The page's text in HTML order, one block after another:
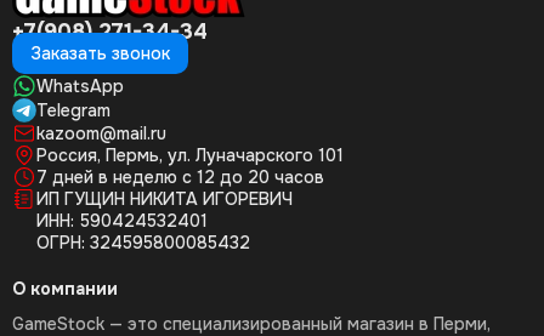
+7(908) 271-34-34
Заказать звонок
WhatsApp
Telegram
kazoom@mail.ru
Россия, Пермь, ул. Луначарского 101
7 дней в неделю с 12 до 20 часов
ИП ГУЩИН НИКИТА ИГОРЕВИЧ
ИНН: 590424532401
ОГРН: 324595800085432
О компании
GameStock — это специализированный магазин в Перми,